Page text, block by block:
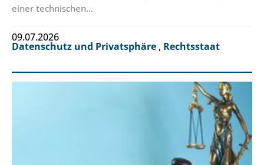
einer technischen…
09.07.2026
Datenschutz und Privatsphäre , Rechtsstaat